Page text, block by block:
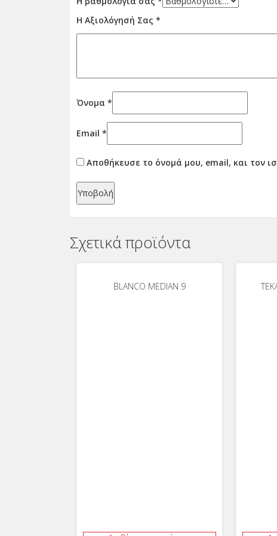
Η Αξιολόγησή Σας *
Όνομα *
Email *
Αποθήκευσε το όνομά μου, email, και τον
Σχετικά προϊόντα
BLANCO MEDIAN 9